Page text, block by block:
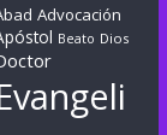
Advocación
Beato Dios